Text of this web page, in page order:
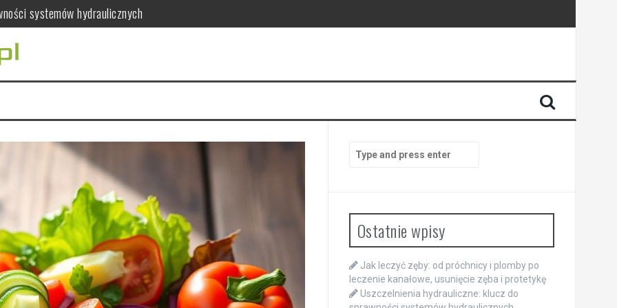
systemów hydraulicznych
dla zdrowia kobiet?
serca i mięśni
mandarynek
warto wiedzieć?
kanałowe, usunięcie zęba i protetykę
for:
Ostatnie wpisy
Jak leczyć zęby: od próchnicy i plomby po
leczenie kanałowe, usunięcie zęba i protetykę
Uszczelnienia hydrauliczne: klucz do